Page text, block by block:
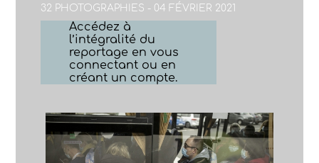
32 PHOTOGRAPHIES - 04 FÉVRIER 2021
Accédez à
l’intégralité du
reportage en vous
connectant ou en
créant un compte.